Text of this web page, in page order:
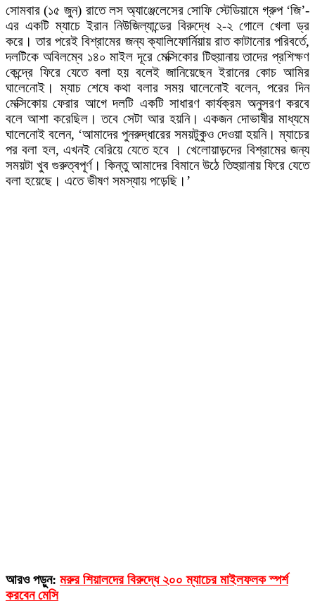
সোমবার (১৫ জুন) রাতে লস অ্যাঞ্জেলেসের সোফি স্টেডিয়ামে গ্রুপ ‘জি’-
এর একটি ম্যাচে ইরান নিউজিল্যান্ডের বিরুদ্ধে ২-২ গোলে খেলা ড্র
করে। তার পরেই বিশ্রামের জন্য ক্যালিফোর্নিয়ায় রাত কাটানোর পরিবর্তে,
দলটিকে অবিলম্বে ১৪০ মাইল দূরে মেক্সিকোর টিহুয়ানায় তাদের প্রশিক্ষণ
কেন্দ্রে ফিরে যেতে বলা হয় বলেই জানিয়েছেন ইরানের কোচ আমির
ঘালেনোই। ম্যাচ শেষে কথা বলার সময় ঘালেনোই বলেন, পরের দিন
মেক্সিকোয় ফেরার আগে দলটি একটি সাধারণ কার্যক্রম অনুসরণ করবে
বলে আশা করেছিল। তবে সেটা আর হয়নি। একজন দোভাষীর মাধ্যমে
ঘালেনোই বলেন, ‘আমাদের পুনরুদ্ধারের সময়টুকুও দেওয়া হয়নি। ম্যাচের
পর বলা হল, এখনই বেরিয়ে যেতে হবে । খেলোয়াড়দের বিশ্রামের জন্য
সময়টা খুব গুরুত্বপূর্ণ। কিন্তু আমাদের বিমানে উঠে তিহুয়ানায় ফিরে যেতে
বলা হয়েছে। এতে ভীষণ সমস্যায় পড়েছি।’
আরও পড়ুন: মরুর শিয়ালদের বিরুদ্ধে ২০০ ম্যাচের মাইলফলক স্পর্শ
করবেন মেসি